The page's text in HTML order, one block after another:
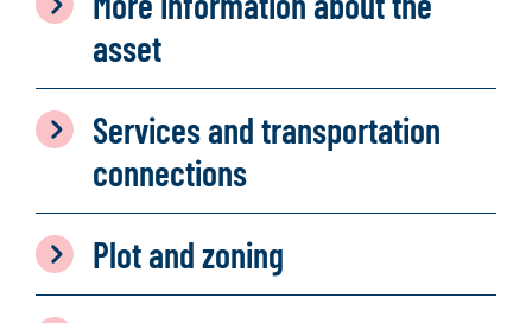
asset
Services and transportation
connections
Plot and zoning